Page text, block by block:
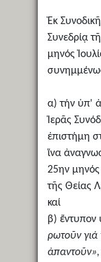
Ἐκ
Συνεδρίᾳ
μηνός
α) τήν ὑπ'
Ἱερᾶς
ἐπιστήμη
ἵνα
25ην μηνός
τῆς Θείας
καί
β) ἔντυπον
ρωτοῦν γιά
ἀπαντοῦν»,